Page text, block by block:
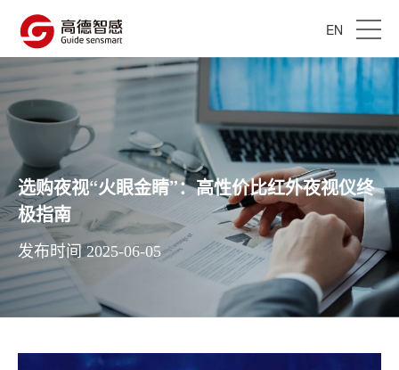
EN
选购夜视“火眼金睛”：高性价比红外夜视仪终
极指南
发布时间 2025-06-05